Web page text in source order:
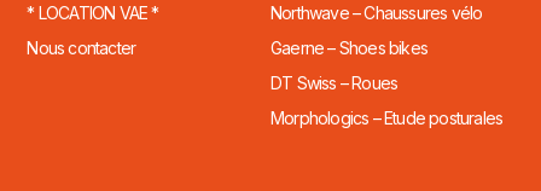
* LOCATION VAE *
Nous contacter
Northwave – Chaussures vélo
Gaerne – Shoes bikes
DT Swiss – Roues
Morphologics – Etude posturales